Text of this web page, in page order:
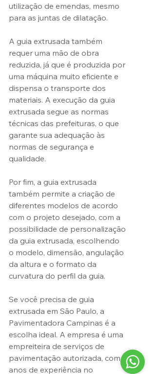
utilização de emendas, mesmo
para as juntas de dilatação.
A guia extrusada também
requer uma mão de obra
reduzida, já que é produzida por
uma máquina muito eficiente e
dispensa o transporte dos
materiais. A execução da guia
extrusada segue as normas
técnicas das prefeituras, o que
garante sua adequação às
normas de segurança e
qualidade.
Por fim, a guia extrusada
também permite a criação de
diferentes modelos de acordo
com o projeto desejado, com a
possibilidade de personalização
da guia extrusada, escolhendo
o modelo, dimensão, angulação
da altura e o formato da
curvatura do perfil da guia.
Se você precisa de guia
extrusada em São Paulo, a
Pavimentadora Campinas é a
escolha ideal. A empresa é uma
empreiteira de serviços de
pavimentação autorizada, com
anos de experiência no